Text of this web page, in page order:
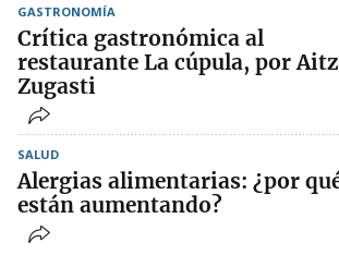
GASTRONOMÍA
Crítica gastronómica al
restaurante La cúpula, por
Zugasti
SALUD
Alergias alimentarias: ¿por
están aumentando?